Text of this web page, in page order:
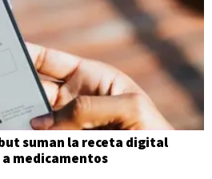
suman la receta digital
a medicamentos